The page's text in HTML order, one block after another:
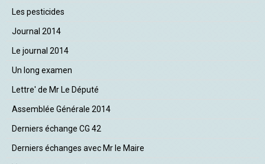
Les pesticides
Journal 2014
Le journal 2014
Un long examen
Lettre' de Mr Le Député
Assemblée Générale 2014
Derniers échange CG 42
Derniers échanges avec Mr le Maire